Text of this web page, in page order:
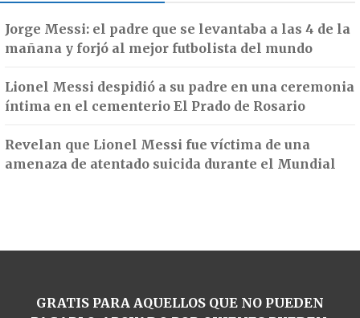
Jorge Messi: el padre que se levantaba a las 4 de la
mañana y forjó al mejor futbolista del mundo
Lionel Messi despidió a su padre en una ceremonia
íntima en el cementerio El Prado de Rosario
Revelan que Lionel Messi fue víctima de una
amenaza de atentado suicida durante el Mundial
GRATIS PARA AQUELLOS QUE NO PUEDEN